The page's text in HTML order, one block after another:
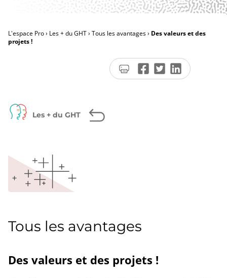
Fil
L'espace Pro Les + du GHT Tous les avantages
Des valeurs et des
projets !
Les + du GHT
Tous les avantages
Des valeurs et des projets !
Imprimer
la
Partager
sur
Partager
sur
Partager
sur